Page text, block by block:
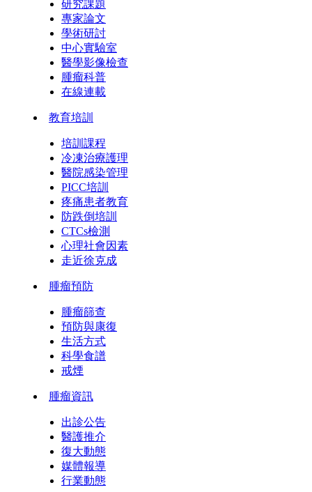
研究課題
專家論文
學術研討
中心實驗室
醫學影像檢查
腫瘤科普
在線連載
教育培訓
培訓課程
冷凍治療護理
醫院感染管理
PICC培訓
疼痛患者教育
防跌倒培訓
CTCs檢測
心理社會因素
走近徐克成
腫瘤預防
腫瘤篩查
預防與康復
生活方式
科學食譜
戒煙
腫瘤資訊
出診公告
醫護推介
復大動態
媒體報導
行業動態